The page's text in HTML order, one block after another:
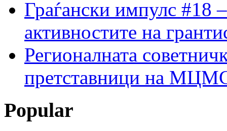
Граѓански импулс #18
активностите на
Регионалната
претставници на МЦМС
Popular